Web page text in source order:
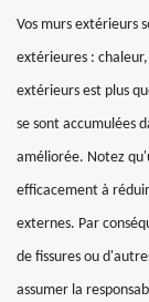
Vos murs extérieurs
extérieures :
extérieurs est plus
se sont accumulées
améliorée. Notez
efficacement à
externes. Par
de fissures ou
assumer la